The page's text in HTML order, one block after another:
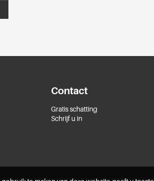
Contact
Gratis schatting
Schrijf u in